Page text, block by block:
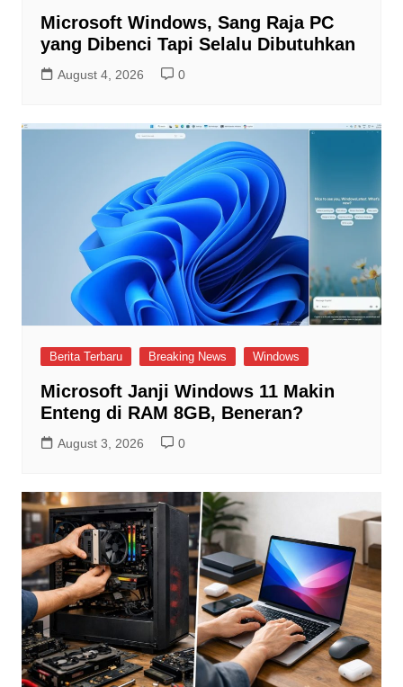
Microsoft Windows, Sang Raja PC
yang Dibenci Tapi Selalu Dibutuhkan
August 4, 2026 0
Berita Terbaru Breaking News Windows
Microsoft Janji Windows 11 Makin
Enteng di RAM 8GB, Beneran?
August 3, 2026 0